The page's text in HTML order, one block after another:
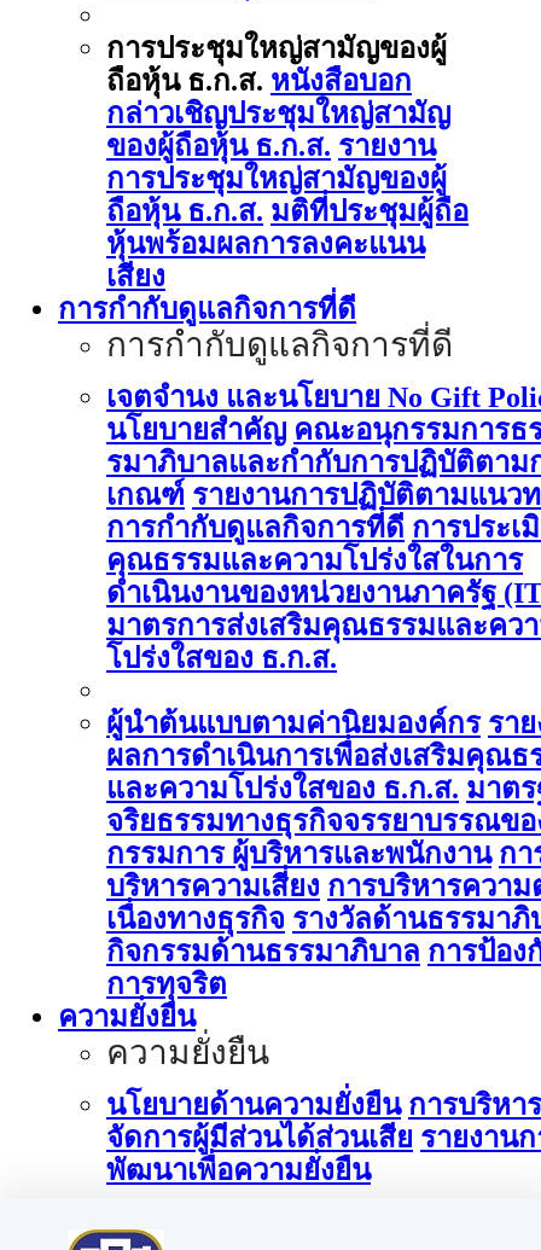
การประชุมใหญ่สามัญของผู้
ถือหุ้น ธ.ก.ส. หนังสือบอก
กล่าวเชิญประชุมใหญ่สามัญ
ของผู้ถือหุ้น ธ.ก.ส. รายงาน
การประชุมใหญ่สามัญของผู้
ถือหุ้น ธ.ก.ส. มติที่ประชุมผู้ถือ
หุ้นพร้อมผลการลงคะแนน
เสียง
การกำกับดูแลกิจการที่ดี
การกำกับดูแลกิจการที่ดี
เจตจำนง และนโยบาย No Gift
นโยบายสำคัญ คณะอนุกรรมการธ
รมาภิบาลและกำกับการปฏิบัติตาม
เกณฑ์ รายงานการปฏิบัติตามแนว
การกำกับดูแลกิจการที่ดี การประเ
คุณธรรมและความโปร่งใสในการ
ดำเนินงานของหน่วยงานภาครัฐ
มาตรการส่งเสริมคุณธรรมและคว
โปร่งใสของ ธ.ก.ส.
ผู้นำต้นแบบตามค่านิยมองค์กร รา
ผลการดำเนินการเพื่อส่งเสริมคุณธ
และความโปร่งใสของ ธ.ก.ส. มาต
จริยธรรมทางธุรกิจจรรยาบรรณขอ
กรรมการ ผู้บริหารและพนักงาน กา
บริหารความเสี่ยง การบริหารความ
เนื่องทางธุรกิจ รางวัลด้านธรรมาภิ
กิจกรรมด้านธรรมาภิบาล การป้อง
การทุจริต
ความยั่งยืน
ความยั่งยืน
นโยบายด้านความยั่งยืน การบริหาร
จัดการผู้มีส่วนได้ส่วนเสีย รายงานก
พัฒนาเพื่อความยั่งยืน
การบริหารจัดการด้านนวัตกรรม